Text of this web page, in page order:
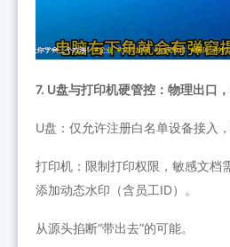
7. U盘与打印机硬管控：物理出口
U盘：仅允许注册白名单设备接入
打印机：限制打印权限，敏感文档
添加动态水印（含员工ID）。
从源头掐断“带出去”的可能。